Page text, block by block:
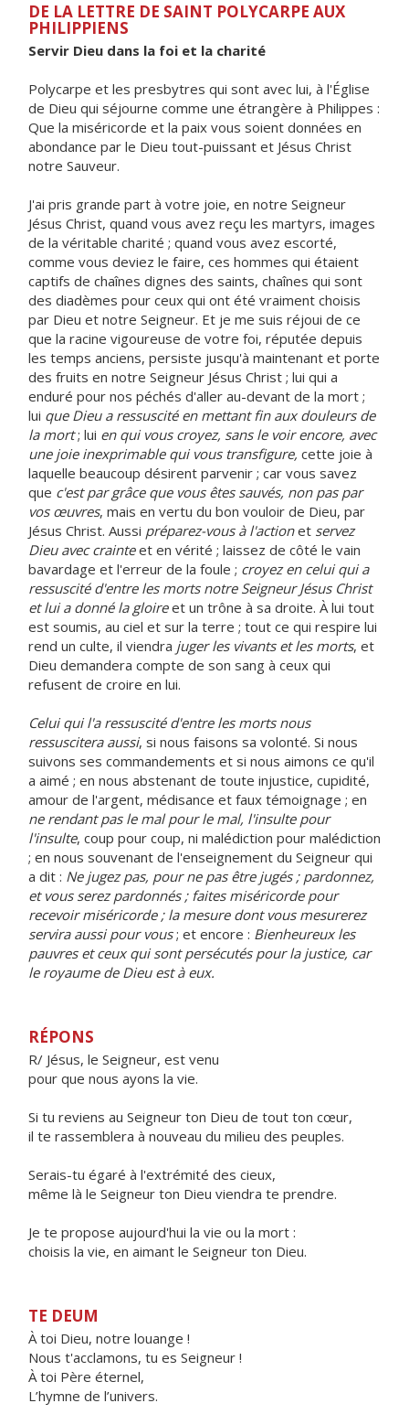
DE LA LETTRE DE SAINT POLYCARPE AUX
PHILIPPIENS
Servir Dieu dans la foi et la charité
Polycarpe et les presbytres qui sont avec lui, à l'Église
de Dieu qui séjourne comme une étrangère à Philippes :
Que la miséricorde et la paix vous soient données en
abondance par le Dieu tout-puissant et Jésus Christ
notre Sauveur.
J'ai pris grande part à votre joie, en notre Seigneur
Jésus Christ, quand vous avez reçu les martyrs, images
de la véritable charité ; quand vous avez escorté,
comme vous deviez le faire, ces hommes qui étaient
captifs de chaînes dignes des saints, chaînes qui sont
des diadèmes pour ceux qui ont été vraiment choisis
par Dieu et notre Seigneur. Et je me suis réjoui de ce
que la racine vigoureuse de votre foi, réputée depuis
les temps anciens, persiste jusqu'à maintenant et porte
des fruits en notre Seigneur Jésus Christ ; lui qui a
enduré pour nos péchés d'aller au-devant de la mort ;
lui que Dieu a ressuscité en mettant fin aux douleurs de
la mort; lui en qui vous croyez, sans le voir encore, avec
une joie inexprimable qui vous transfigure, cette joie à
laquelle beaucoup désirent parvenir ; car vous savez
que c'est par grâce que vous êtes sauvés, non pas par
vos œuvres, mais en vertu du bon vouloir de Dieu, par
Jésus Christ. Aussi préparez-vous à l'actionet servez
Dieu avec crainteet en vérité ; laissez de côté le vain
bavardage et l'erreur de la foule ; croyez en celui qui a
ressuscité d'entre les morts notre Seigneur Jésus Christ
et lui a donné la gloireet un trône à sa droite. À lui tout
est soumis, au ciel et sur la terre ; tout ce qui respire lui
rend un culte, il viendra juger les vivants et les morts, et
Dieu demandera compte de son sang à ceux qui
refusent de croire en lui.
Celui qui l'a ressuscité d'entre les morts nous
ressuscitera aussi, si nous faisons sa volonté. Si nous
suivons ses commandements et si nous aimons ce qu'il
a aimé ; en nous abstenant de toute injustice, cupidité,
amour de l'argent, médisance et faux témoignage ; en
ne rendant pas le mal pour le mal, l'insulte pour
l'insulte, coup pour coup, ni malédiction pour malédiction
; en nous souvenant de l'enseignement du Seigneur qui
a dit : Ne jugez pas, pour ne pas être jugés ; pardonnez,
et vous serez pardonnés ; faites miséricorde pour
recevoir miséricorde ; la mesure dont vous mesurerez
servira aussi pour vous; et encore : Bienheureux les
pauvres et ceux qui sont persécutés pour la justice, car
le royaume de Dieu est à eux.
RÉPONS
R/ Jésus, le Seigneur, est venu
pour que nous ayons la vie.
Si tu reviens au Seigneur ton Dieu de tout ton cœur,
il te rassemblera à nouveau du milieu des peuples.
Serais-tu égaré à l'extrémité des cieux,
même là le Seigneur ton Dieu viendra te prendre.
Je te propose aujourd'hui la vie ou la mort :
choisis la vie, en aimant le Seigneur ton Dieu.
TE DEUM
À toi Dieu, notre louange !
Nous t'acclamons, tu es Seigneur !
À toi Père éternel,
L’hymne de l’univers.